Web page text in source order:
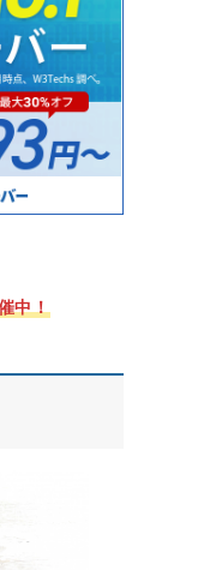
中！